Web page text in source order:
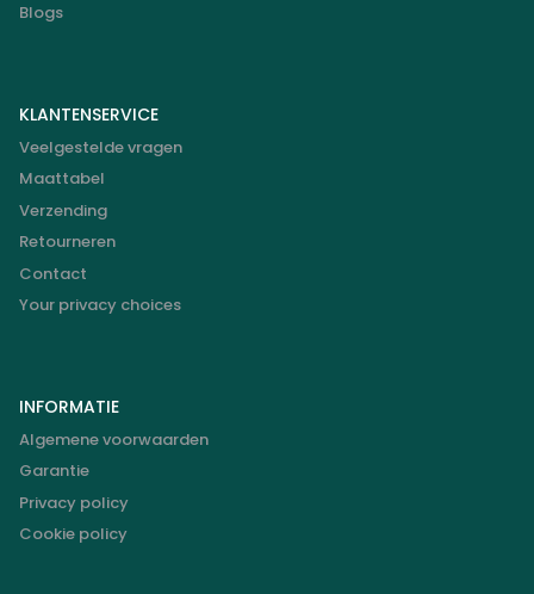
Blogs
KLANTENSERVICE
Veelgestelde vragen
Maattabel
Verzending
Retourneren
Contact
Your privacy choices
INFORMATIE
Algemene voorwaarden
Garantie
Privacy policy
Cookie policy